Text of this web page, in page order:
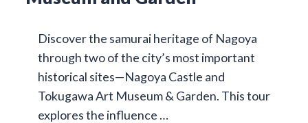
Discover the samurai heritage of Nagoya
through two of the city’s most important
historical sites—Nagoya Castle and
Tokugawa Art Museum & Garden. This tour
explores the influence …